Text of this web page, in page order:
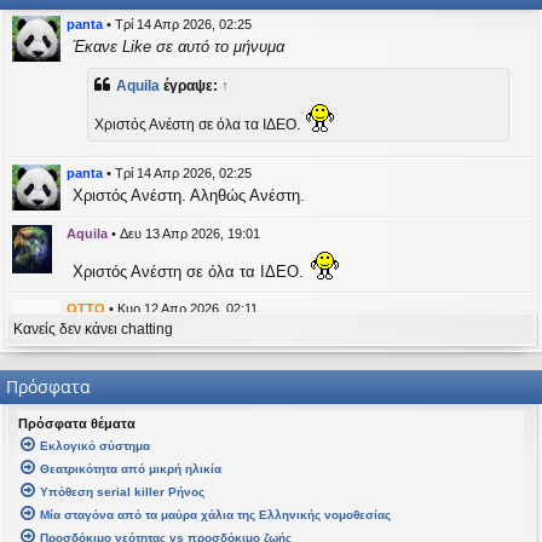
εις
η
panta • Τρί 14 Απρ 2026, 02:25
Έκανε Like σε αυτό το μήνυμα
Aquila έγραψε: ↑
Χριστός Ανέστη σε όλα τα ΙΔΕΟ.
panta • Τρί 14 Απρ 2026, 02:25
Χριστός Ανέστη. Αληθώς Ανέστη.
Aquila • Δευ 13 Απρ 2026, 19:01
Χριστός Ανέστη σε όλα τα ΙΔΕΟ.
OTTO • Κυρ 12 Απρ 2026, 02:11
likes this message
kat_womanέγραψε:↑
pantaέγραψε:↑
Καλή Μεγάλη Εβδομάδα. Καλή Ανάσταση.
Καλή Ανάσταση σε όλους!
Κανείς δεν κάνει chatting
Πρόσφατα
Πρόσφατα θέματα
Εκλογικό σύστημα
Θεατρικότητα από μικρή ηλικία
Υπόθεση serial killer Ρήνος
Μία σταγόνα από τα μαύρα χάλια της Ελληνικής νομοθεσίας
Προσδόκιμο νεότητας vs προσδόκιμο ζωής